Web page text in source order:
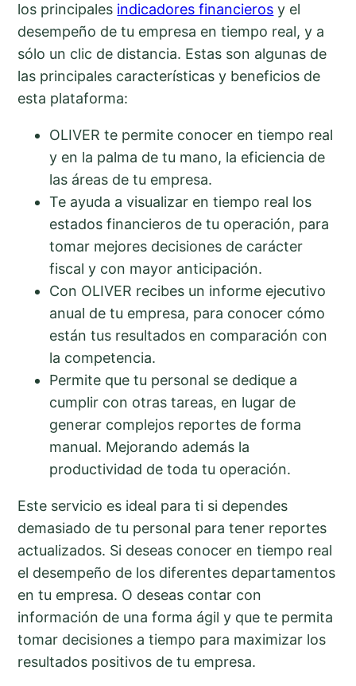
los principales indicadores financieros y el
desempeño de tu empresa en tiempo real, y a
sólo un clic de distancia. Estas son algunas de
las principales características y beneficios de
esta plataforma:
OLIVER te permite conocer en tiempo real
y en la palma de tu mano, la eficiencia de
las áreas de tu empresa.
Te ayuda a visualizar en tiempo real los
estados financieros de tu operación, para
tomar mejores decisiones de carácter
fiscal y con mayor anticipación.
Con OLIVER recibes un informe ejecutivo
anual de tu empresa, para conocer cómo
están tus resultados en comparación con
la competencia.
Permite que tu personal se dedique a
cumplir con otras tareas, en lugar de
generar complejos reportes de forma
manual. Mejorando además la
productividad de toda tu operación.
Este servicio es ideal para ti si dependes
demasiado de tu personal para tener reportes
actualizados. Si deseas conocer en tiempo real
el desempeño de los diferentes departamentos
en tu empresa. O deseas contar con
información de una forma ágil y que te permita
tomar decisiones a tiempo para maximizar los
resultados positivos de tu empresa.